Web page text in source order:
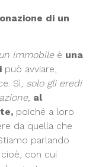
di un
immobileè una
può avviare,
Sì, solo gli eredi
al
poiché a loro
da quella che
parlando
con cui